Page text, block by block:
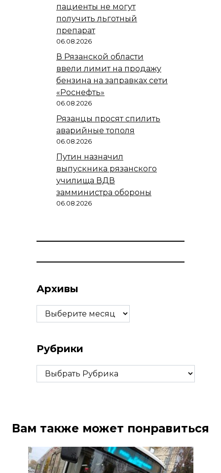
пациенты не могут
получить льготный
препарат
06.08.2026
В Рязанской области
ввели лимит на продажу
бензина на заправках сети
«Роснефть»
06.08.2026
Рязанцы просят спилить
аварийные тополя
06.08.2026
Путин назначил
выпускника рязанского
училища ВДВ
замминистра обороны
06.08.2026
Архивы
Архивы
Рубрики
Рубрики
Вам также может понравиться